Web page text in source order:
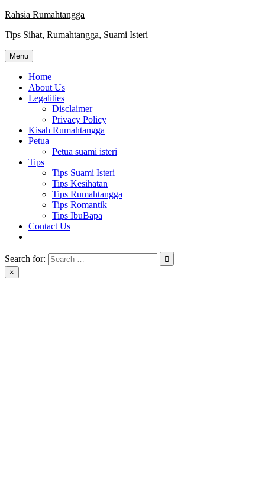
Skip
content
Rahsia Rumahtangga
Tips Sihat, Rumahtangga, Suami Isteri
Menu
Home
About Us
Legalities
Disclaimer
Privacy Policy
Kisah Rumahtangga
Petua
Petua suami isteri
Tips
Tips Suami Isteri
Tips Kesihatan
Tips Rumahtangga
Tips Romantik
Tips IbuBapa
Contact Us
Search for:
×